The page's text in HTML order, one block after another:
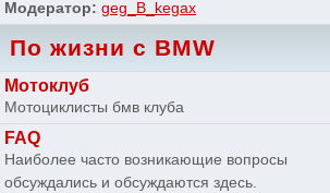
Модератор: geg_B_kegax
По жизни с BMW
Мотоклуб
Мотоциклисты бмв клуба
FAQ
Наиболее часто возникающие вопросы
обсуждались и обсуждаются здесь.